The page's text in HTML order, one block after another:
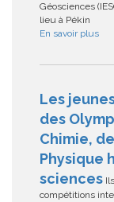
Géosciences
lieu à Pékin
En savoir plus
Les
des
Chimie,
Physique
sciences
compétitions